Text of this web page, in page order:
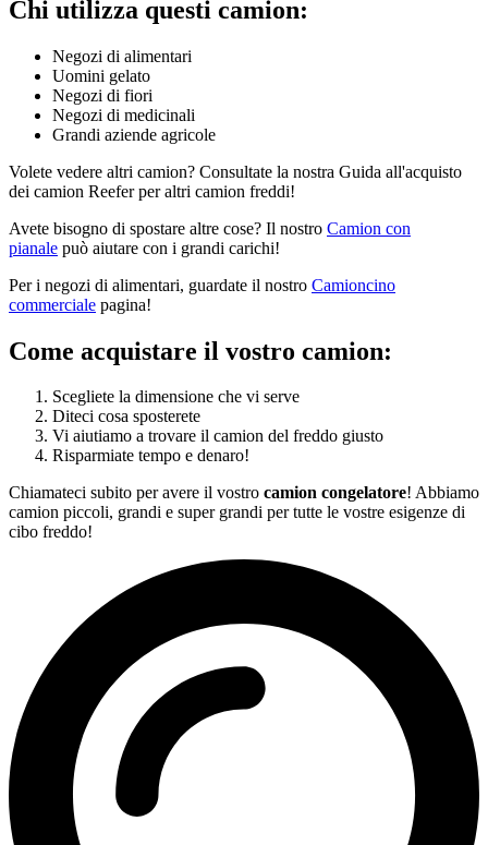
Chi utilizza questi camion:
Negozi di alimentari
Uomini gelato
Negozi di fiori
Negozi di medicinali
Grandi aziende agricole
Volete vedere altri camion? Consultate la nostra Guida all'acquisto
dei camion Reefer per altri camion freddi!
Avete bisogno di spostare altre cose? Il nostro Camion con
pianale può aiutare con i grandi carichi!
Per i negozi di alimentari, guardate il nostro Camioncino
commerciale pagina!
Come acquistare il vostro camion:
Scegliete la dimensione che vi serve
Diteci cosa sposterete
Vi aiutiamo a trovare il camion del freddo giusto
Risparmiate tempo e denaro!
Chiamateci subito per avere il vostro camion congelatore! Abbiamo
camion piccoli, grandi e super grandi per tutte le vostre esigenze di
cibo freddo!